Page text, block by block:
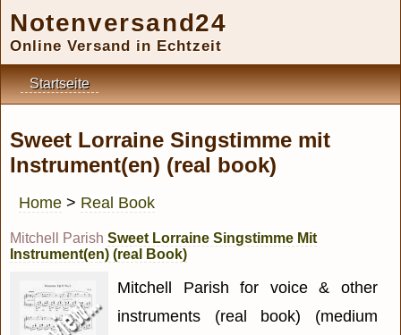
Notenversand24
Online Versand in Echtzeit
Startseite
Sweet Lorraine Singstimme mit
Instrument(en) (real book)
Home > Real Book
Mitchell Parish Sweet Lorraine Singstimme Mit
Instrument(en) (real Book)
Mitchell Parish for voice & other
instruments (real book) (medium